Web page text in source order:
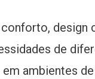
design
de
ambientes